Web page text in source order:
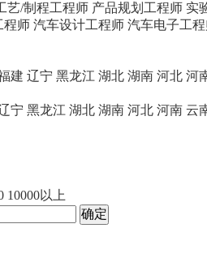
艺/制程工程师 产品规划工程师 实
程师 汽车设计工程师 汽车电子工
建 辽宁 黑龙江 湖北 湖南 河北 河
宁 黑龙江 湖北 湖南 河北 河南 云
10000以上